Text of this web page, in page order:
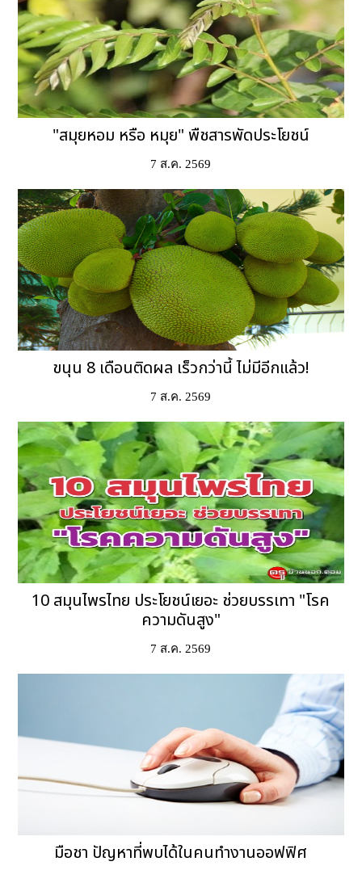
"สมุยหอม หรือ หมุย" พืชสารพัดประโยชน์
7 ส.ค. 2569
ขนุน 8 เดือนติดผล เร็วกว่านี้ ไม่มีอีกแล้ว!
7 ส.ค. 2569
10 สมุนไพรไทย ประโยชน์เยอะ ช่วยบรรเทา "โรค
ความดันสูง"
7 ส.ค. 2569
มือชา ปัญหาที่พบได้ในคนทำงานออฟฟิศ